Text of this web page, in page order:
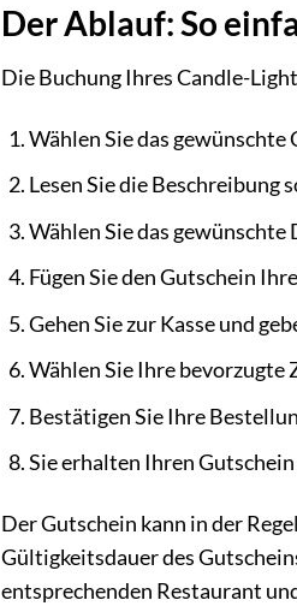
Der Ablauf: So
Die Buchung Ihres Candle-
Wählen Sie das
Lesen Sie die Beschreibung
Wählen Sie das
Fügen Sie den Gutschein
Gehen Sie zur Kasse und
Wählen Sie Ihre bevorzugte
Bestätigen Sie Ihre
Sie erhalten Ihren
Der Gutschein kann in der
Gültigkeitsdauer des
entsprechenden Restaurant